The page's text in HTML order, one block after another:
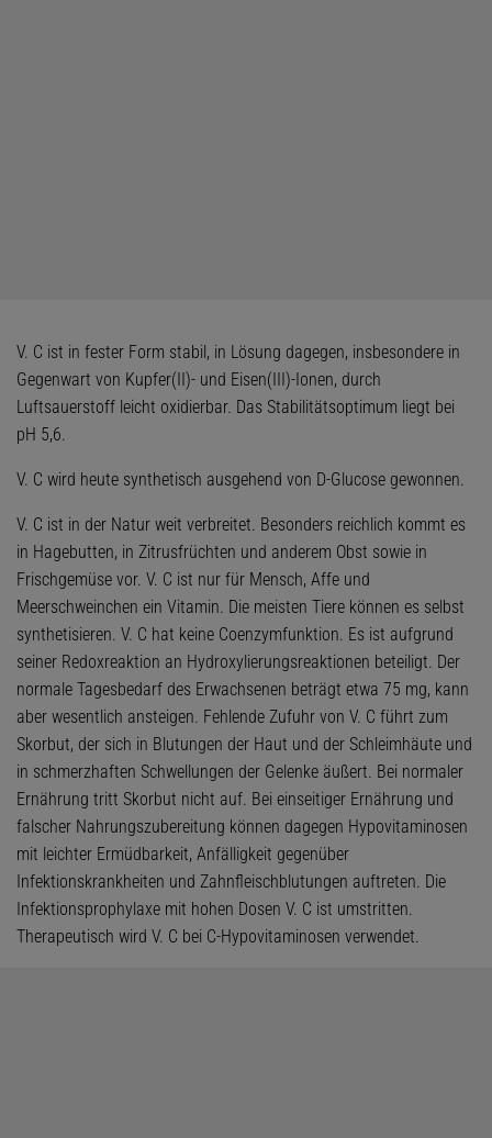
V. C ist in fester Form stabil, in Lösung dagegen, insbesondere in
Gegenwart von Kupfer(II)- und Eisen(III)-Ionen, durch
Luftsauerstoff leicht oxidierbar. Das Stabilitätsoptimum liegt bei
pH 5,6.
V. C wird heute synthetisch ausgehend von D-Glucose gewonnen.
V. C ist in der Natur weit verbreitet. Besonders reichlich kommt es
in Hagebutten, in Zitrusfrüchten und anderem Obst sowie in
Frischgemüse vor. V. C ist nur für Mensch, Affe und
Meerschweinchen ein Vitamin. Die meisten Tiere können es selbst
synthetisieren. V. C hat keine Coenzymfunktion. Es ist aufgrund
seiner Redoxreaktion an Hydroxylierungsreaktionen beteiligt. Der
normale Tagesbedarf des Erwachsenen beträgt etwa 75 mg, kann
aber wesentlich ansteigen. Fehlende Zufuhr von V. C führt zum
Skorbut, der sich in Blutungen der Haut und der Schleimhäute und
in schmerzhaften Schwellungen der Gelenke äußert. Bei normaler
Ernährung tritt Skorbut nicht auf. Bei einseitiger Ernährung und
falscher Nahrungszubereitung können dagegen Hypovitaminosen
mit leichter Ermüdbarkeit, Anfälligkeit gegenüber
Infektionskrankheiten und Zahnfleischblutungen auftreten. Die
Infektionsprophylaxe mit hohen Dosen V. C ist umstritten.
Therapeutisch wird V. C bei C-Hypovitaminosen verwendet.